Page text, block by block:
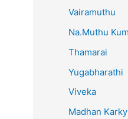
Vairamuthu
Na.Muthu
Thamarai
Yugabharathi
Viveka
Madhan Karky